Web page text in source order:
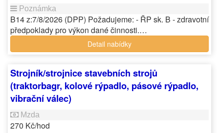
B14 z:7/8/2026 (DPP) Požadujeme: - ŘP sk. B - zdravotní
předpoklady pro výkon dané činnosti.…
Detail nabídky
Strojník/strojnice stavebních strojů
(traktorbagr, kolové rýpadlo, pásové rýpadlo,
vibrační válec)
270 Kč/hod